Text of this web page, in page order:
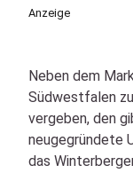
Anzeige
Neben dem
Südwestfalen
vergeben, den
neugegründete
das